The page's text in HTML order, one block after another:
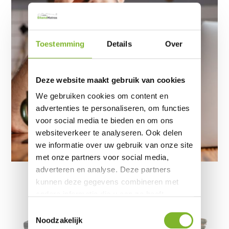
Toestemming Details Over
Deze website maakt gebruik van cookies
We gebruiken cookies om content en
advertenties te personaliseren, om functies
voor social media te bieden en om ons
websiteverkeer te analyseren. Ook delen
we informatie over uw gebruik van onze site
met onze partners voor social media,
adverteren en analyse. Deze partners
kunnen deze gegevens combineren met
basis van uw gebruik van hun services.
Noodzakelijk